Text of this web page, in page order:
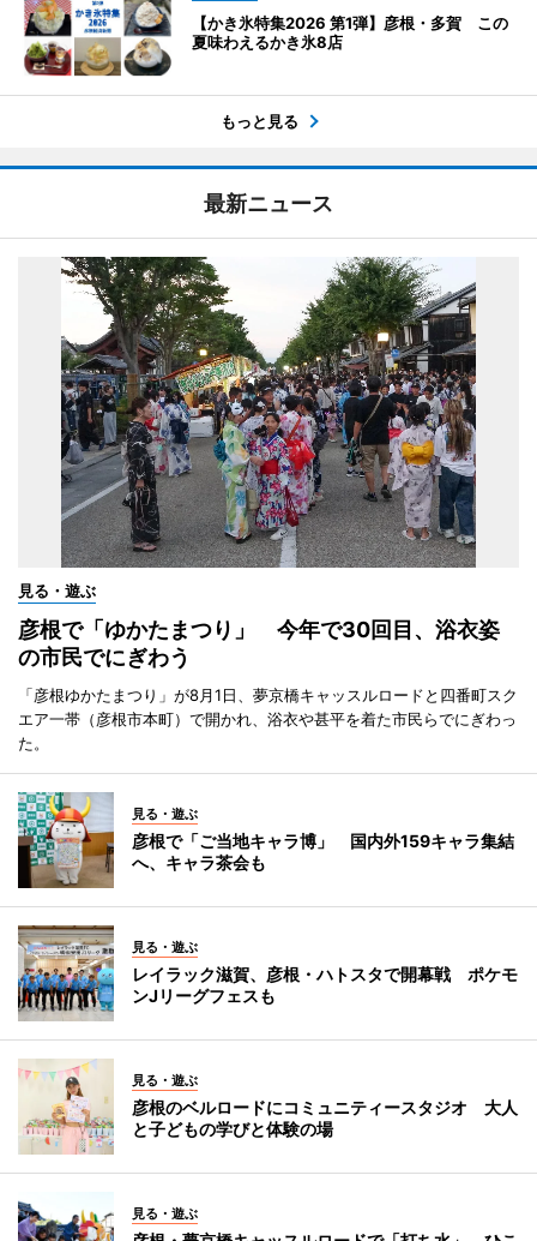
【かき氷特集2026 第1弾】彦根・多賀 この
夏味わえるかき氷8店
もっと見る
最新ニュース
見る・遊ぶ
彦根で「ゆかたまつり」 今年で30回目、浴衣姿
の市民でにぎわう
「彦根ゆかたまつり」が8月1日、夢京橋キャッスルロードと四番町スク
エア一帯（彦根市本町）で開かれ、浴衣や甚平を着た市民らでにぎわっ
た。
見る・遊ぶ
彦根で「ご当地キャラ博」 国内外159キャラ集結
へ、キャラ茶会も
見る・遊ぶ
レイラック滋賀、彦根・ハトスタで開幕戦 ポケモ
ンJリーグフェスも
見る・遊ぶ
彦根のベルロードにコミュニティースタジオ 大人
と子どもの学びと体験の場
見る・遊ぶ